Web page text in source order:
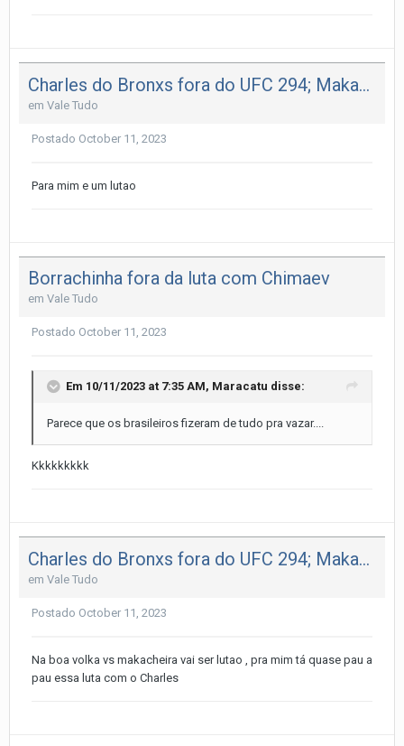
Charles do Bronxs fora do UFC 294; Makachev vs Volkanovski é o novo Main Event.
em Vale Tudo
Postado October 11, 2023
Para mim e um lutao
Borrachinha fora da luta com Chimaev
em Vale Tudo
Postado October 11, 2023
Em 10/11/2023 at 7:35 AM, Maracatu disse:
Parece que os brasileiros fizeram de tudo pra vazar....
Kkkkkkkkk
Charles do Bronxs fora do UFC 294; Makachev vs Volkanovski é o novo Main Event.
em Vale Tudo
Postado October 11, 2023
Na boa volka vs makacheira vai ser lutao , pra mim tá quase pau a
pau essa luta com o Charles